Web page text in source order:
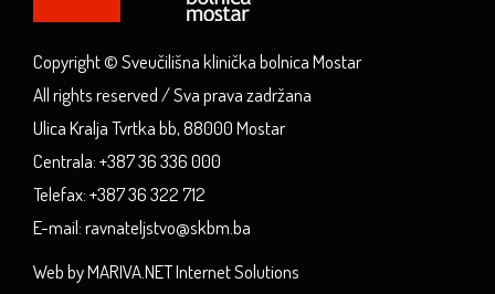
Copyright © Sveučilišna klinička bolnica Mostar
All rights reserved / Sva prava zadržana
Ulica Kralja Tvrtka bb, 88000 Mostar
Centrala: +387 36 336 000
Telefax: +387 36 322 712
E-mail: ravnateljstvo@skbm.ba
Web by MARIVA.NET Internet Solutions